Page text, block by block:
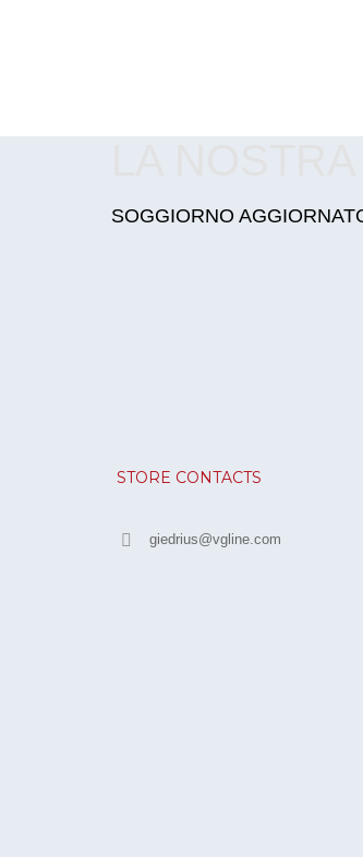
SOGGIORNO
STORE CONTACTS
giedrius@vgline.com